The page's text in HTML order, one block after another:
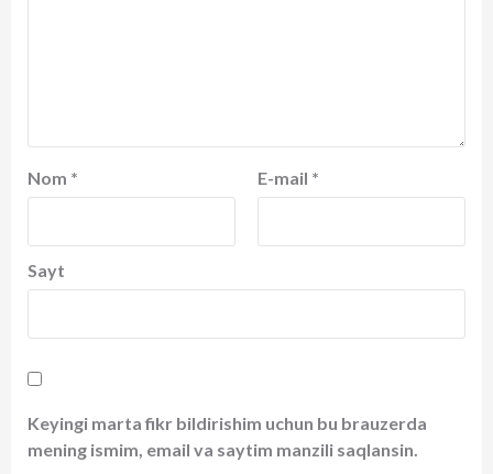
Nom * E-mail *
Sayt
Keyingi marta fikr bildirishim uchun bu brauzerda
mening ismim, email va saytim manzili saqlansin.